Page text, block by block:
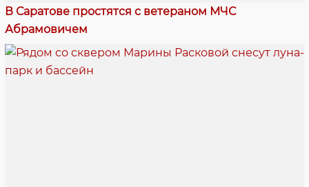
В Саратове простятся с ветераном МЧС
Абрамовичем